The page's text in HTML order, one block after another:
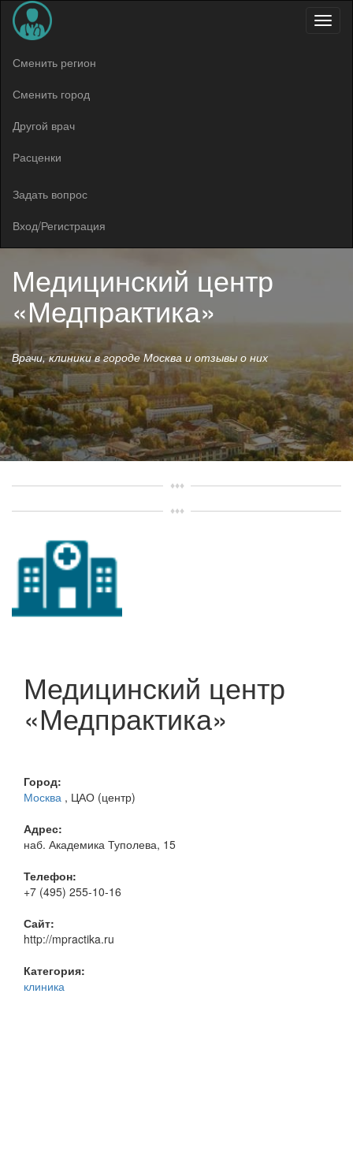
Меню
Сменить регион
Сменить город
Другой врач
Расценки
Задать вопрос
Вход/Регистрация
Медицинский центр
«Медпрактика»
Врачи, клиники в городе Москва и отзывы о них
Медицинский центр
«Медпрактика»
Город:
Москва , ЦАО (центр)
Адрес:
наб. Академика Туполева, 15
Телефон:
+7 (495) 255-10-16
Сайт:
http://mpractika.ru
Категория:
клиника